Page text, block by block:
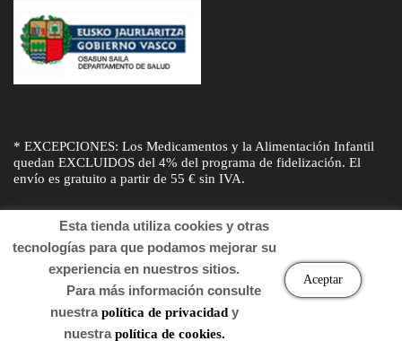
* EXCEPCIONES: Los Medicamentos y la Alimentación Infantil
quedan EXCLUIDOS del 4% del programa de fidelización. El
envío es gratuito a partir de 55 € sin IVA.
Esta tienda utiliza cookies y otras
tecnologías para que podamos mejorar su
experiencia en nuestros sitios.
Para más información consulte
nuestrapolítica de privacidady
nuestrapolítica de cookies.
Aceptar
© Desarrollado porSogifaryDTD Soluciones
. Derechos de autor
2022 Farmacia.